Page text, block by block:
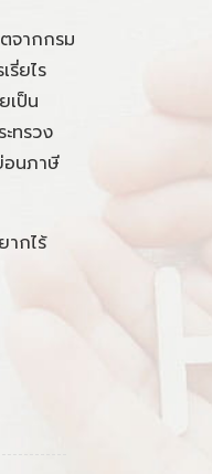
จากกรม
รี่ยไร
เป็น
ทรวง
อนภาษี
ากไร้